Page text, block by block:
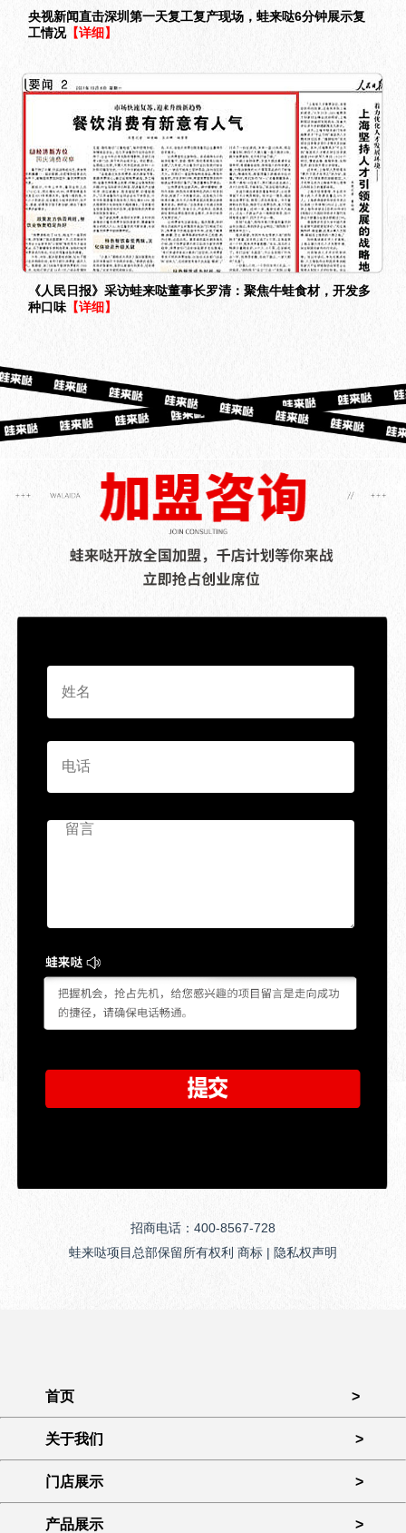
央视新闻直击深圳第一天复工复产现场，蛙来哒6分钟展示复
工情况【详细】
《人民日报》采访蛙来哒董事长罗清：聚焦牛蛙食材，开发多
种口味 【详细】
招商电话：400-8567-728
蛙来哒项目总部保留所有权利 商标 | 隐私权声明
首页 >
关于我们 >
门店展示 >
产品展示 >